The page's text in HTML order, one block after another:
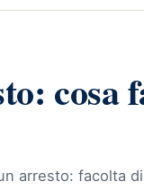
cosa
arresto: facolta